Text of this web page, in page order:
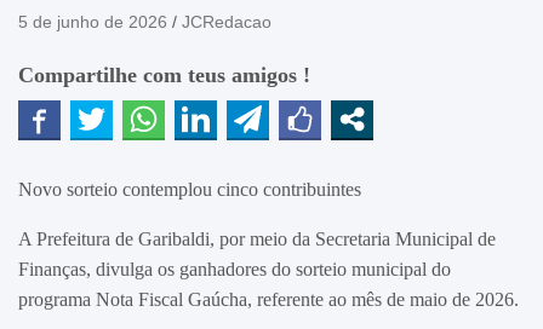
5 de junho de 2026 JCRedacao
Compartilhe com teus amigos !
Novo sorteio contemplou cinco contribuintes
A Prefeitura de Garibaldi, por meio da Secretaria Municipal de
Finanças, divulga os ganhadores do sorteio municipal do
programa Nota Fiscal Gaúcha, referente ao mês de maio de 2026.